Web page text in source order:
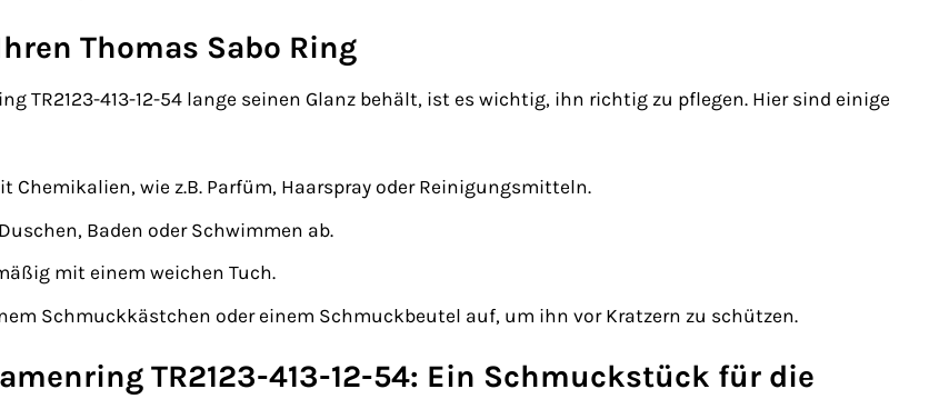
Thomas Sabo Ring
TR2123-413-12-54 lange seinen Glanz behält, ist es wichtig, ihn richtig zu pflegen. Hier sind einige
Chemikalien, wie z.B. Parfüm, Haarspray oder Reinigungsmitteln.
Baden oder Schwimmen ab.
mit einem weichen Tuch.
Schmuckkästchen oder einem Schmuckbeutel auf, um ihn vor Kratzern zu schützen.
TR2123-413-12-54: Ein Schmuckstück für die